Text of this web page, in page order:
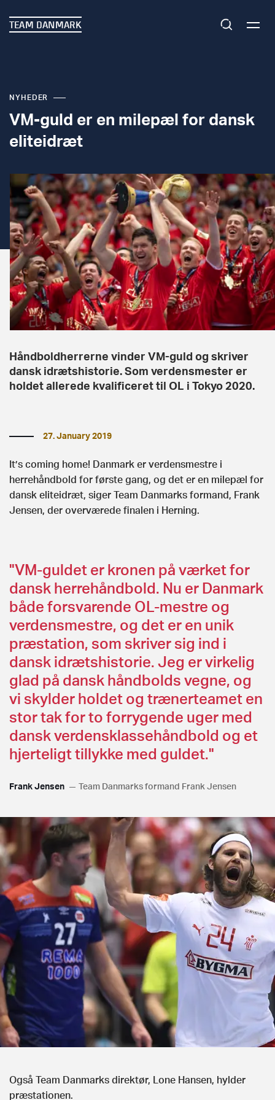
TEAM DANMARK
NYHEDER
VM-guld er en milepæl for dansk
eliteidræt
Håndboldherrerne vinder VM-guld og skriver
dansk idrætshistorie. Som verdensmester er
holdet allerede kvalificeret til OL i Tokyo 2020.
27. January 2019
It’s coming home! Danmark er verdensmestre i
herrehåndbold for første gang, og det er en milepæl for
dansk eliteidræt, siger Team Danmarks formand, Frank
Jensen, der overværede finalen i Herning.
"VM-guldet er kronen på værket for
dansk herrehåndbold. Nu er Danmark
både forsvarende OL-mestre og
verdensmestre, og det er en unik
præstation, som skriver sig ind i
dansk idrætshistorie. Jeg er virkelig
glad på dansk håndbolds vegne, og
vi skylder holdet og trænerteamet en
stor tak for to forrygende uger med
dansk verdensklassehåndbold og et
hjerteligt tillykke med guldet."
Frank Jensen Team Danmarks formand Frank Jensen
Også Team Danmarks direktør, Lone Hansen, hylder
præstationen.